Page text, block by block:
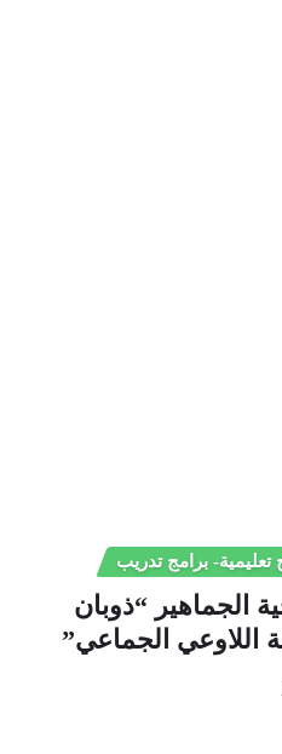
تعليمية- برامج تدريب
الجماهير “ذوبان
اللاوعي الجماعي”